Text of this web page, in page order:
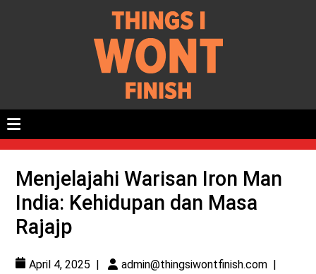
Menjelajahi Warisan Iron Man
India: Kehidupan dan Masa
Rajajp
April 4, 2025 | admin@thingsiwontfinish.com |